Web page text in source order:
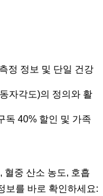
정 정보 및 단일 건강
자각도)의 정의와 활
독 40% 할인 및 가족
혈중 산소 농도, 호흡
보를 바로 확인하세요: